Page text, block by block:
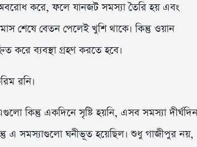
করে, ফলে যানজট সমস্যা তৈরি হয় এবং
শেষে বেতন পেলেই খুশি থাকে। কিন্তু ওয়ান
করে ব্যবস্থা গ্রহণ করতে হবে।
রনি।
কিন্তু একদিনে সৃষ্টি হয়নি, এসব সমস্যা দীর্ঘদিন
এ সমস্যাগুলো ঘনীভূত হয়েছিল। শুধু গাজীপুর নয়,